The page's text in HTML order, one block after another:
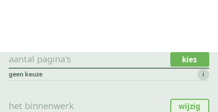
aantal pagina's kies
geen keuze i
het binnenwerk wijzig